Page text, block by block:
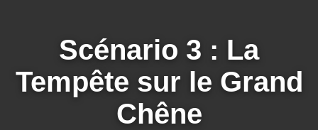
Scénario 3 : La
Tempête sur le Grand
Chêne